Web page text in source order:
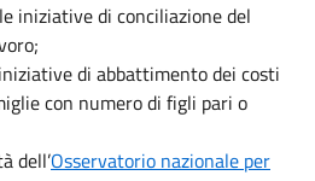
iniziative di conciliazione del
di abbattimento dei costi
con numero di figli pari o
dell’Osservatorio nazionale per